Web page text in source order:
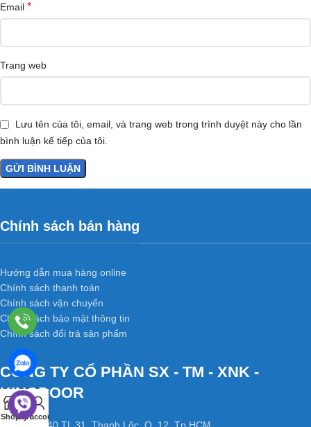
Email *
Trang web
Lưu tên của tôi, email, và trang web trong trình duyệt này cho lần
bình luận kế tiếp của tôi.
Chính sách bán hàng
Hướng dẫn mua hàng online
Chính sách thanh toán
Chính sách vận chuyển
Chính sách bảo mật thông tin
Chính sách đổi trả sản phẩm
CÔNG TY CỔ PHẦN SX - TM - XNK -
KINGDOOR
40 TL 31, Thạnh Lộc, Q. 12, Tp.HCM
Shop
0
Cart
My account